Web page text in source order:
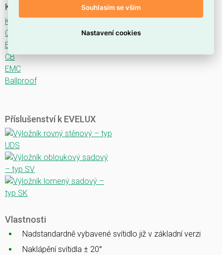
Ke stažení
Katalogový list
CE
ENEC
CB
EMC
Ballproof
Příslušenství k EVELUX
Vlastnosti
Nadstandardně vybavené svítidlo již v základní verzi
Naklápění svítidla ± 20°
Souhlasím se vším
Nastavení cookies